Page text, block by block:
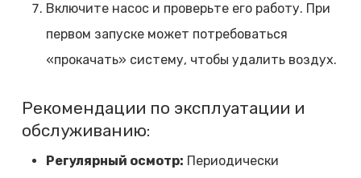
Включите насос и проверьте его работу. При
первом запуске может потребоваться
«прокачать» систему, чтобы удалить воздух.
Рекомендации по эксплуатации и
обслуживанию:
Регулярный осмотр: Периодически